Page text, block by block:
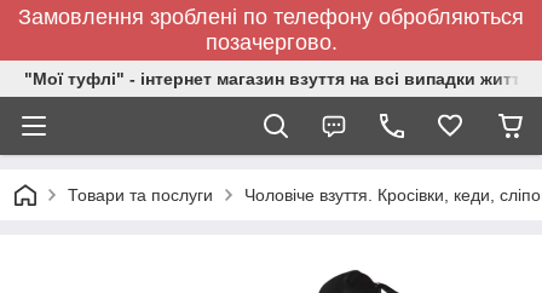
Замовлення зроблені по телефону обробляються
позачергово.
"Мої туфлі" - інтернет магазин взуття на всі випадки життя.
Товари та послуги Чоловіче взуття. Кросівки, кеди,